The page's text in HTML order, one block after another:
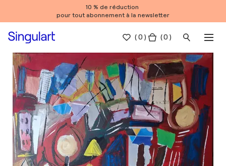
10 % de réduction
pour tout abonnement à la newsletter
(0 ) ( 0 )